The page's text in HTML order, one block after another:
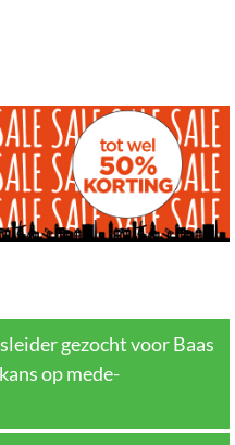
gezocht voor Baas
op mede-